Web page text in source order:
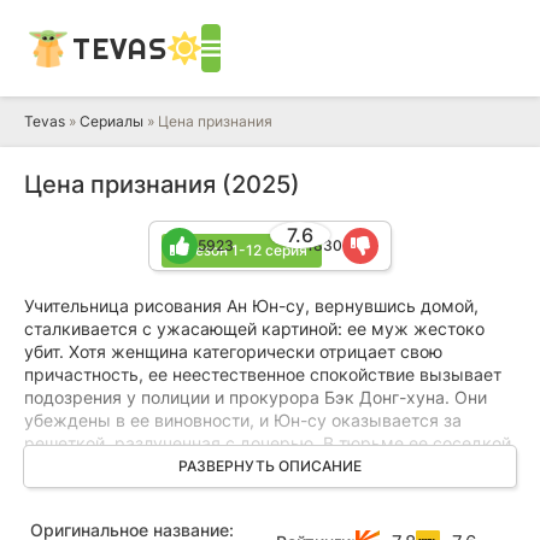
TEVAS
Tevas » Сериалы » Цена признания
Цена признания (2025)
1 сезон 1-12 серия
7.6
5923 1830
Учительница рисования Ан Юн-су, вернувшись домой,
сталкивается с ужасающей картиной: ее муж жестоко
убит. Хотя женщина категорически отрицает свою
причастность, ее неестественное спокойствие вызывает
подозрения у полиции и прокурора Бэк Донг-хуна. Они
убеждены в ее виновности, и Юн-су оказывается за
решеткой, разлученная с дочерью. В тюрьме ее соседкой
по камере становится Мо-ын, хладнокровная убийца
супружеской пары, которая держится отстраненно и
неожиданное предложение. Она готова взять на себя
РАЗВЕРНУТЬ ОПИСАНИЕ
Оригинальное название: